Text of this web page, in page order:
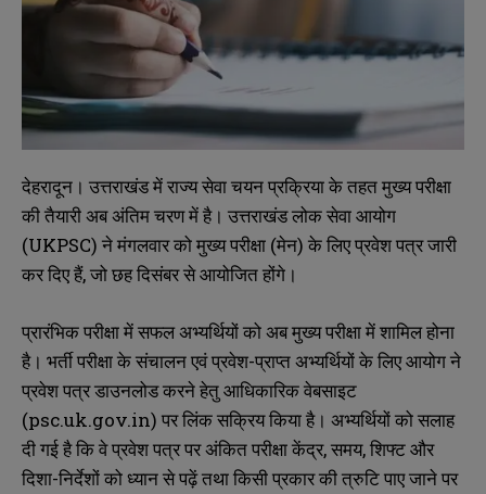
देहरादून। उत्तराखंड में राज्य सेवा चयन प्रक्रिया के तहत मुख्य परीक्षा
की तैयारी अब अंतिम चरण में है। उत्तराखंड लोक सेवा आयोग
(UKPSC) ने मंगलवार को मुख्य परीक्षा (मेन) के लिए प्रवेश पत्र जारी
कर दिए हैं, जो छह दिसंबर से आयोजित होंगे।
प्रारंभिक परीक्षा में सफल अभ्यर्थियों को अब मुख्य परीक्षा में शामिल होना
है। भर्ती परीक्षा के संचालन एवं प्रवेश-प्राप्त अभ्यर्थियों के लिए आयोग ने
प्रवेश पत्र डाउनलोड करने हेतु आधिकारिक वेबसाइट
(psc.uk.gov.in) पर लिंक सक्रिय किया है। अभ्यर्थियों को सलाह
दी गई है कि वे प्रवेश पत्र पर अंकित परीक्षा केंद्र, समय, शिफ्ट और
दिशा-निर्देशों को ध्यान से पढ़ें तथा किसी प्रकार की त्रुटि पाए जाने पर